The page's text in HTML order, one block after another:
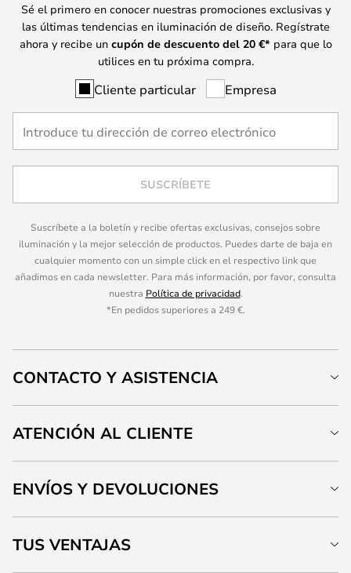
Sé el primero en conocer nuestras promociones exclusivas y
las últimas tendencias en iluminación de diseño. Regístrate
ahora y recibe un cupón de descuento del 20 €* para que lo
utilices en tu próxima compra.
Cliente particular Empresa
SUSCRÍBETE
Suscríbete a la boletín y recibe ofertas exclusivas, consejos sobre
iluminación y la mejor selección de productos. Puedes darte de baja en
cualquier momento con un simple click en el respectivo link que
añadimos en cada newsletter. Para más información, por favor, consulta
nuestra Política de privacidad.
*En pedidos superiores a 249 €.
CONTACTO Y ASISTENCIA
ATENCIÓN AL CLIENTE
ENVÍOS Y DEVOLUCIONES
TUS VENTAJAS